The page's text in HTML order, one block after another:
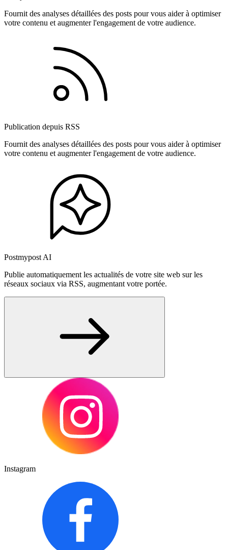
Fournit des analyses détaillées des posts pour vous aider à optimiser
votre contenu et augmenter l'engagement de votre audience.
Publication depuis RSS
Fournit des analyses détaillées des posts pour vous aider à optimiser
votre contenu et augmenter l'engagement de votre audience.
Postmypost AI
Publie automatiquement les actualités de votre site web sur les
réseaux sociaux via RSS, augmentant votre portée.
Instagram